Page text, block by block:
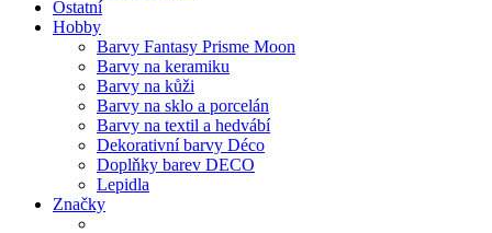
Ostatní
Hobby
Barvy Fantasy Prisme Moon
Barvy na keramiku
Barvy na kůži
Barvy na sklo a porcelán
Barvy na textil a hedvábí
Dekorativní barvy Déco
Doplňky barev DECO
Lepidla
Značky